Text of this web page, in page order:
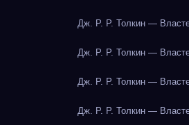
Дж. Р. Р. Толкин —
Дж. Р. Р. Толкин —
Дж. Р. Р. Толкин —
Дж. Р. Р. Толкин —